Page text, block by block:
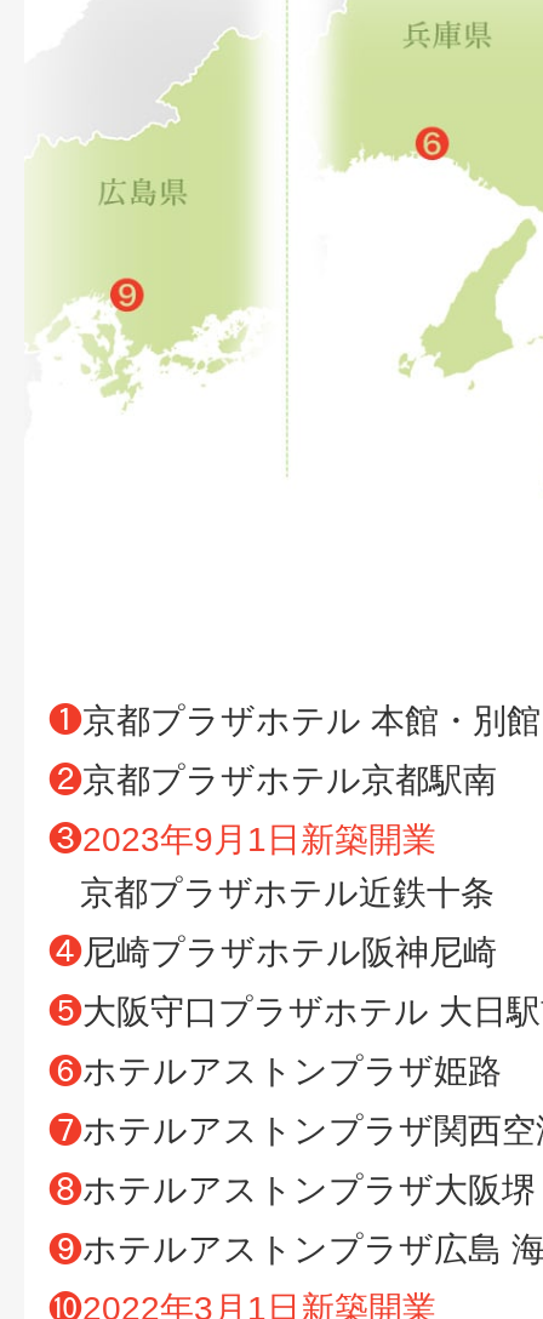
❶京都プラザホテル 本館・別館
❷京都プラザホテル京都駅南
❸2023年9月1日新築開業
京都プラザホテル近鉄十条
❹尼崎プラザホテル阪神尼崎
❺大阪守口プラザホテル 大日
❻ホテルアストンプラザ姫路
❼ホテルアストンプラザ関西空
❽ホテルアストンプラザ大阪堺
❾ホテルアストンプラザ広島
❿2022年3月1日新築開業